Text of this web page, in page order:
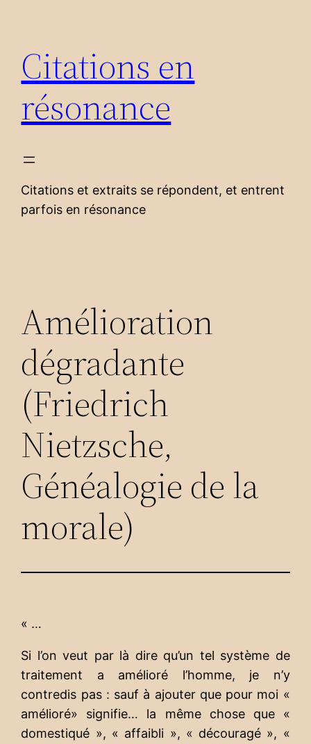
contenu
Citations en
résonance
Citations et extraits se répondent, et entrent
parfois en résonance
Amélioration
dégradante
(Friedrich
Nietzsche,
Généalogie de la
morale)
« …
Si l’on veut par là dire qu’un tel système de
traitement a amélioré l’homme, je n’y
contredis pas : sauf à ajouter que pour moi «
amélioré» signifie… la même chose que «
domestiqué », « affaibli », « découragé », «